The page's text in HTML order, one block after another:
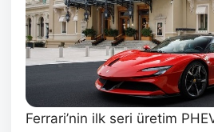
Ferrari’nin ilk seri üretim